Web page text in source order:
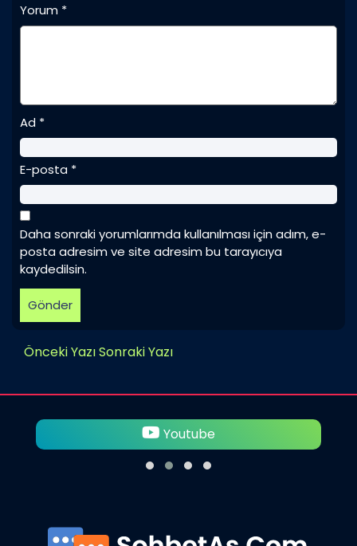
Yorum *
Ad *
E-posta *
Daha sonraki yorumlarımda kullanılması için adım, e-
posta adresim ve site adresim bu tarayıcıya
kaydedilsin.
Önceki YazıSonraki Yazı
Youtube